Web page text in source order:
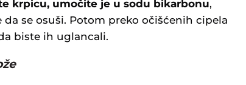
krpicu, umočite je u sodu bikarbonu,
se osuši. Potom preko očišćenih cipela
biste ih uglancali.